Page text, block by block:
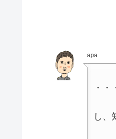
apa
・・
し、